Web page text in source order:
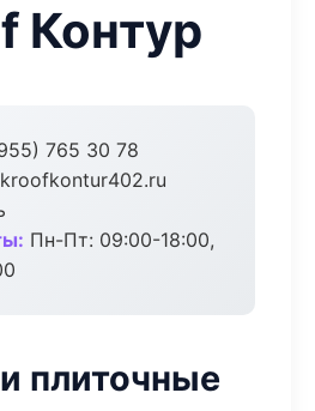
Контур
765 30 78
Пн-Пт: 09:00-18:00,
плиточные